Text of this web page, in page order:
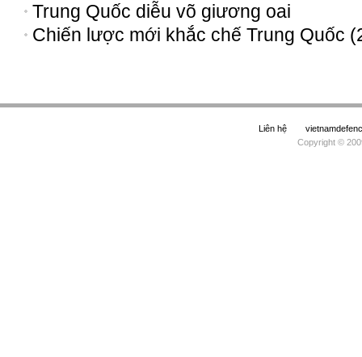
Trung Quốc diễu võ giương oai
Chiến lược mới khắc chế Trung Quốc
Liên hệ
Copyright ©